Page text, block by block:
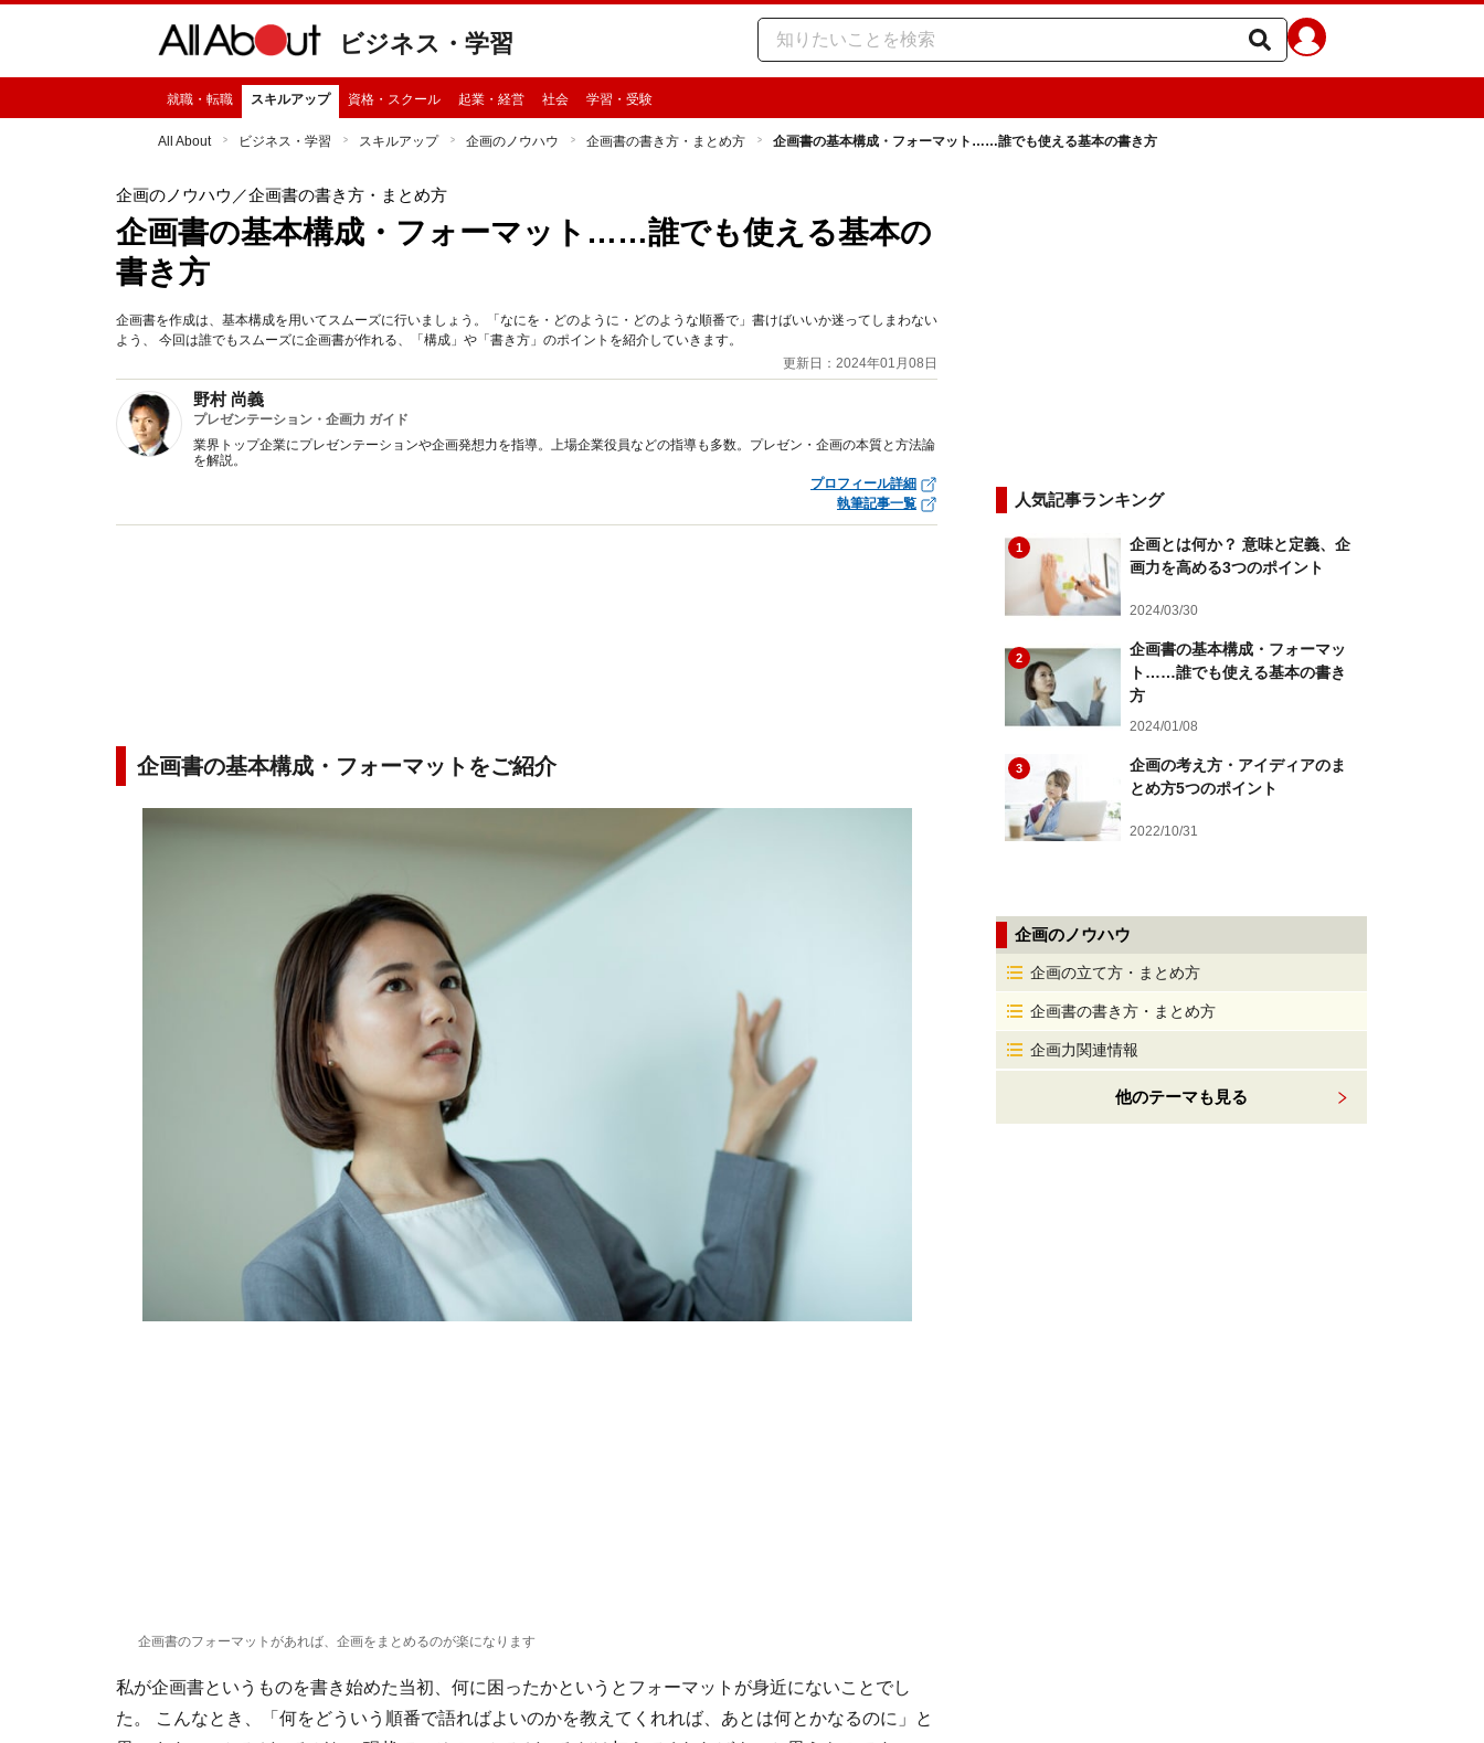
ビジネス・学習
就職・転職 スキルアップ 資格・スクール 起業・経営 社会 学習・受験
All About ビジネス・学習 スキルアップ 企画のノウハウ 企画書の書き方・まとめ方 企画書の基本構成・フォーマット……誰でも使える基本の書き方
企画のノウハウ ／企画書の書き方・まとめ方
企画書の基本構成・フォーマット……誰でも使える基本の
書き方
企画書を作成は、基本構成を用いてスムーズに行いましょう。「なにを・どのように・どのような順番で」書けばいいか迷ってしまわない
よう、 今回は誰でもスムーズに企画書が作れる、「構成」や「書き方」のポイントを紹介していきます。
更新日：2024年01月08日
野村 尚義
プレゼンテーション・企画力 ガイド
業界トップ企業にプレゼンテーションや企画発想力を指導。上場企業役員などの指導も多数。プレゼン・企画の本質と方法論
を解説。
プロフィール詳細
執筆記事一覧
企画書の基本構成・フォーマットをご紹介
企画書のフォーマットがあれば、企画をまとめるのが楽になります
私が企画書というものを書き始めた当初、何に困ったかというとフォーマットが身近にないことでし
た。 こんなとき、「何をどういう順番で語ればよいのかを教えてくれれば、あとは何とかなるのに」と
人気記事ランキング
1
企画とは何か？ 意味と定義、企
画力を高める3つのポイント
2024/03/30
2
企画書の基本構成・フォーマッ
ト……誰でも使える基本の書き
方
2024/01/08
3
企画の考え方・アイディアのま
とめ方5つのポイント
2022/10/31
企画のノウハウ
企画の立て方・まとめ方
企画書の書き方・まとめ方
企画力関連情報
他のテーマも見る